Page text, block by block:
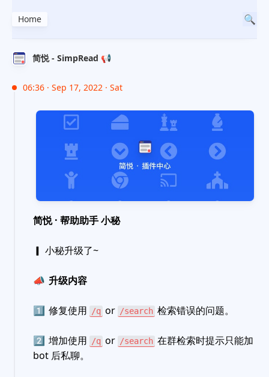
简悦 - SimpRead 📢
06:36 · Sep 17, 2022 · Sat
简悦 · 帮助助手 小秘
▎ 小秘升级了~
📣 升级内容
1️⃣ 修复使用 /q or /search 检索错误的问题。
2️⃣ 增加使用 /q or /search 在群检索时提示只能加
bot 后私聊。
Home